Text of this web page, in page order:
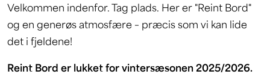
Velkommen indenfor. Tag plads. Her er "Reint Bord"
og en generøs atmosfære – præcis som vi kan lide
det i fjeldene!
Reint Bord er lukket for vintersæsonen 2025/2026.